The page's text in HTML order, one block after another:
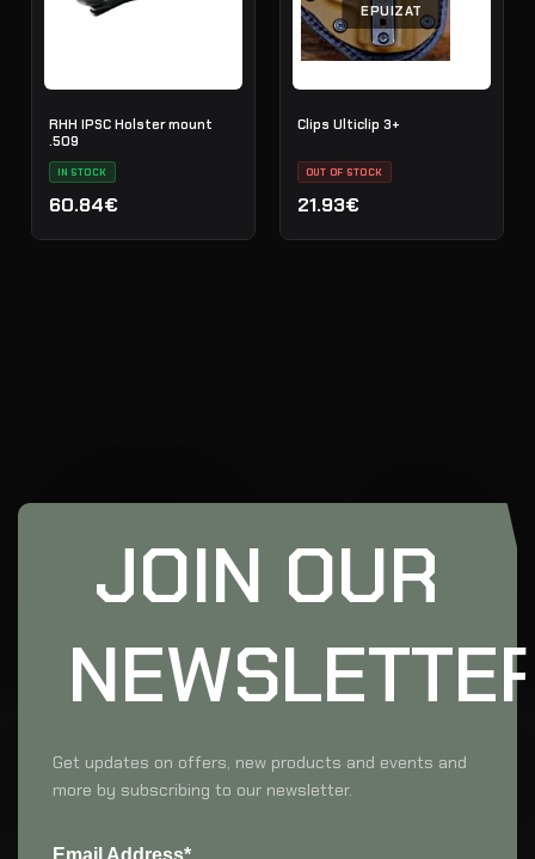
RHH IPSC Holster mount
.509
IN STOCK
60.84€
EPUIZAT
Clips Ulticlip 3+
OUT OF STOCK
21.93€
JOIN OUR
Get updates on offers, new products and events and
more by subscribing to our newsletter.
Email Address*